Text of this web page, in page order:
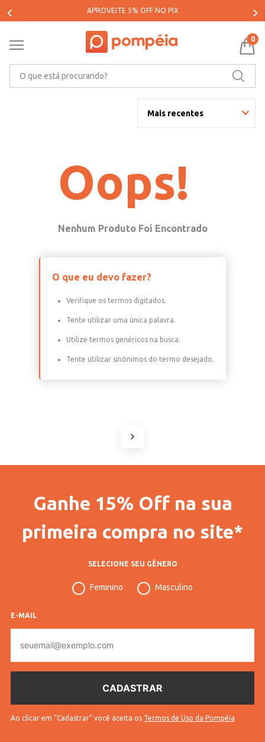
PARCELE SUAS COMPRAS EM ATÉ 5X SEM JUROS*
0
Mais recentes
Oops!
O que eu devo fazer?
Verifique os termos digitados.
Tente utilizar uma única palavra.
Utilize termos genéricos na busca.
Tente utilizar sinônimos do termo desejado.
Ganhe 15% Off na sua
primeira compra no site*
SELECIONE SEU GÊNERO
Feminino Masculino
E-MAIL
mail
Ao clicar em "Cadastrar" você aceita os Termos de Uso da Pompéia